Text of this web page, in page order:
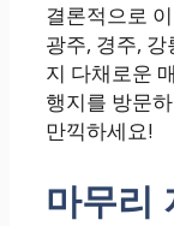
결론적으로
광주, 경주,
지 다채로운
행지를 방문
만끽하세요!
마무리